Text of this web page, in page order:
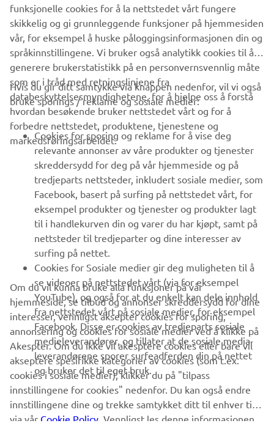
FINN NÆRMESTE FORHANDLER
VIRKSOMHET
B2B
UTFORSK YAMAHA
FAQ & SUPPORT
NYHETSBREV
Vær den første til å lære om de siste tilbudene, spesielle
arrangementer, nye utgivelser og mye mer
ABONNER
Les vår personvernerklæring for å lære hvordan vi behandler dine
personopplysninger:
Retningslinjer for Personvern
Norway (Norwegian)
funksjonelle cookies for å la nettstedet vårt fungere
skikkelig og gi grunnleggende funksjoner på hjemmesiden
vår, for eksempel å huske påloggingsinformasjonen din og
språkinnstillingene. Vi bruker også analytikk cookies til å
generere brukerstatistikk på en personvernsvennlig måte
som er i tråd med retningslinjene fra
databeskyttelsesmyndighetene, for å hjelpe oss å forstå
hvordan besøkende bruker nettstedet vårt og for å
forbedre nettstedet, produktene, tjenestene og
markedsføringsarbeidet.
Hvis du gir ditt samtykke via knappen nedenfor, vil vi også
bruke sporings / reklame og sosiale medier:
Cookies for sporing og reklame for å vise deg
relevante annonser av våre produkter og tjenester
skreddersydd for deg på vår hjemmeside og på
tredjeparts nettsteder, inkludert sosiale medier, som
Facebook, basert på surfing på nettstedet vårt, for
eksempel produkter og tjenester og produkter lagt
til i handlekurven din og varer du har kjøpt, samt på
nettsteder til tredjeparter og dine interesser av
surfing på nettet.
Cookies for Sosiale medier gir deg muligheten til å
se videoer på nettstedet vårt (via for eksempel
YouTube), og også for at du enkelt kan dele innhold
fra nettstedet vårt på sosiale medier, for eksempel
Facebook. Disse er cookies av tredjeparts sosiale
medieleverandører, og tillater at de sosiale media-
leverandørene sporer surfeadferden din på nettet
og bruker det til eget bruk.
Om du vil kunna bruke alla funksjoner på vår
hjemmeside, se tilbud og annonser skreddersydd for dine
interesser, vennligst aksepter cookies for sporing,
annonsering og cookies for sosiale medier ved å klikke på
Akespter. Om du ikke vil akesptere cookies eller bare vil
akseptere spesifikke kategorier av cookies (som t.ex.
cookies i sosiale medier), klikker du på "tilpass
innstillingene for cookies" nedenfor. Du kan også endre
innstillingene dine og trekke samtykket ditt til enhver tid
via vår Cookie Policy . Vennligst les denne informasjonen